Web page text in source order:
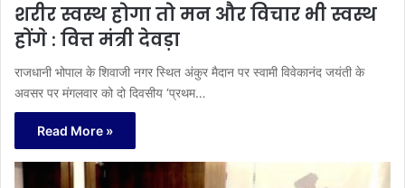
शरीर स्वस्थ होगा तो मन और विचार भी स्वस्थ
होंगे : वित्त मंत्री देवड़ा
राजधानी भोपाल के शिवाजी नगर स्थित अंकुर मैदान पर स्वामी विवेकानंद जयंती के
अवसर पर मंगलवार को दो दिवसीय ‘प्रथम…
Read More »